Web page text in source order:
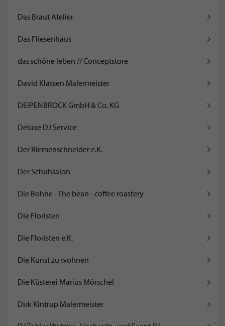
Das Braut Atelier
Das Fliesenhaus
das schöne leben // Conceptstore
David Klassen Malermeister
DEIPENBROCK GmbH & Co. KG
Deluxe DJ Service
Der Riemenschneider e.K.
Der Schuhsalon
Die Bohne - The bean - coffee roastery
Die Floristen
Die Floristen e.K.
Die Kunst zu wohnen
Die Küsterei Marius Mörschel
Dirk Kintrup Malermeister